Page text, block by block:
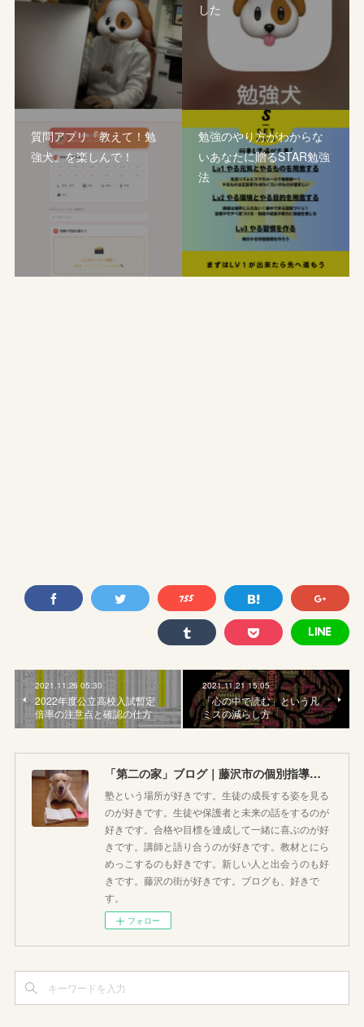
した
質問アプリ『教えて！勉
強犬』を楽しんで！
勉強のやり方がわからな
いあなたに贈るSTAR勉強
法
2021.11.26 05:30
2022年度公立高校入試暫定
倍率の注意点と確認の仕方
2021.11.21 15:05
「心の中で読む」という凡
ミスの減らし方
「第二の家」ブログ｜藤沢市の個別指導塾のお話
塾という場所が好きです。生徒の成長する姿を見る
のが好きです。生徒や保護者と未来の話をするのが
好きです。合格や目標を達成して一緒に喜ぶのが好
きです。講師と語り合うのが好きです。教材とにら
めっこするのも好きです。新しい人と出会うのも好
きです。藤沢の街が好きです。ブログも、好きで
す。
フォロー